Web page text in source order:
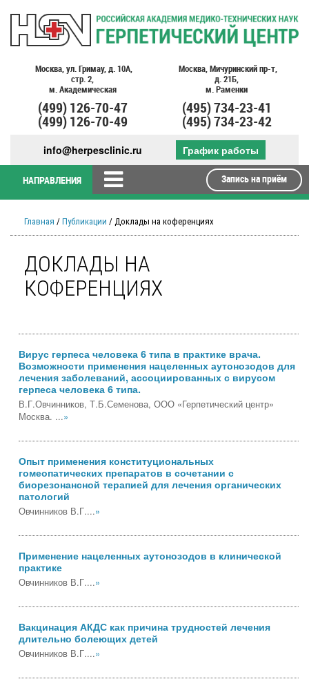
Москва, ул. Гримау, д. 10А,
стр. 2,
м. Академическая
(499)126-70-47
(499)126-70-49
Москва, Мичуринский пр-т,
д. 21Б,
м. Раменки
(495)734-23-41
(495)734-23-42
info@herpesclinic.ru График работы
НАПРАВЛЕНИЯ Запись на приём
Главная / Публикации / Доклады на коференциях
ДОКЛАДЫ НА
КОФЕРЕНЦИЯХ
Вирус герпеса человека 6 типа в практике врача.
Возможности применения нацеленных аутонозодов для
лечения заболеваний, ассоциированных с вирусом
герпеса человека 6 типа.
В.Г.Овчинников, Т.Б.Семенова, ООО «Герпетический центр»
Москва. ...»
Опыт применения конституциональных
гомеопатических препаратов в сочетании с
биорезонансной терапией для лечения органических
патологий
Овчинников В.Г....»
Применение нацеленных аутонозодов в клинической
практике
Овчинников В.Г....»
Вакцинация АКДС как причина трудностей лечения
длительно болеющих детей
Овчинников В.Г....»